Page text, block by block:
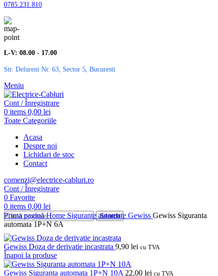
0785.231.810
L-V: 08.00 - 17.00
Str. Delureni Nr. 63, Sector 5, Bucuresti
Meniu
Cont / Înregistrare
0 items 0,00 lei
Toate Categoriile
Acasa
Despre noi
Lichidari de stoc
Contact
comenzi@electrice-cabluri.ro
Cont / Înregistrare
0 Favorite
0 items 0,00 lei
Search
Prima paginăHome Sigurante automate Gewiss Gewiss Siguranta
automata 1P+N 6A
Gewiss Doza de derivatie incastrata 9,90 lei cu TVA
Înapoi la produse
Gewiss Siguranta automata 1P+N 10A 22,00 lei cu TVA